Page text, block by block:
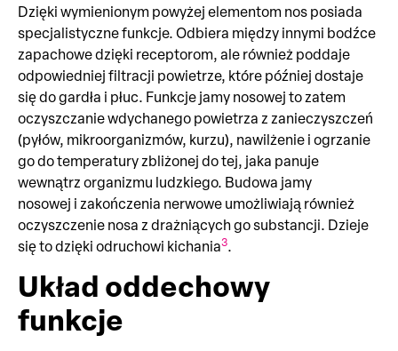
Dzięki wymienionym powyżej elementom nos posiada
specjalistyczne funkcje. Odbiera między innymi bodźce
zapachowe dzięki receptorom, ale również poddaje
odpowiedniej filtracji powietrze, które później dostaje
się do gardła i płuc. Funkcje jamy nosowej to zatem
oczyszczanie wdychanego powietrza z zanieczyszczeń
(pyłów, mikroorganizmów, kurzu), nawilżenie i ogrzanie
go do temperatury zbliżonej do tej, jaka panuje
wewnątrz organizmu ludzkiego. Budowa jamy
nosowej i zakończenia nerwowe umożliwiają również
oczyszczenie nosa z drażniących go substancji. Dzieje
się to dzięki odruchowi kichania3.
Układ oddechowy
funkcje